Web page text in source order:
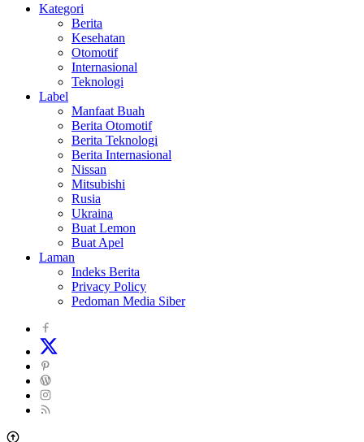
Kategori
Berita
Kesehatan
Otomotif
Internasional
Teknologi
Label
Manfaat Buah
Berita Otomotif
Berita Teknologi
Berita Internasional
Nissan
Mitsubishi
Rusia
Ukraina
Buat Lemon
Buat Apel
Laman
Indeks Berita
Privacy Policy
Pedoman Media Siber